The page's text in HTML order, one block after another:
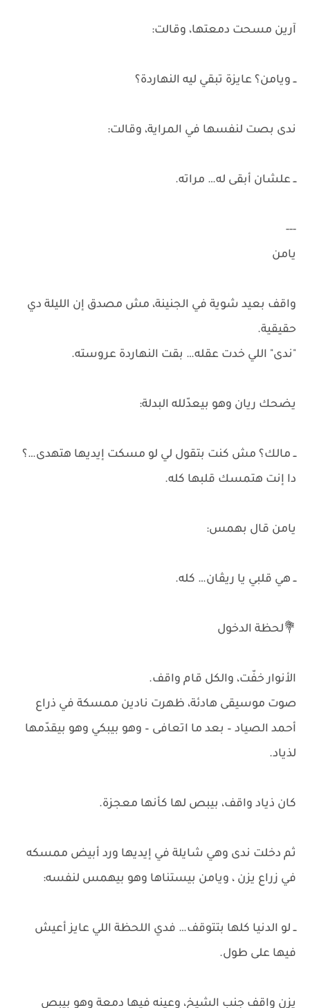
آرين مسحت دمعتها، وقالت:
ــ ويامن؟ عايزة تبقي ليه النهاردة؟
ندى بصت لنفسها في المراية، وقالت:
ــ علشان أبقى له… مراته.
---
يامن
واقف بعيد شوية في الجنينة، مش مصدق إن الليلة دي
حقيقية.
"ندى" اللي خدت عقله… بقت النهاردة عروسته.
يضحك ريان وهو بيعدّلله البدلة:
ــ مالك؟ مش كنت بتقول لي لو مسكت إيديها هتهدى…؟
دا إنت هتمسك قلبها كله.
يامن قال بهمس:
ــ هي قلبي يا ريڤان… كله.
💐لحظة الدخول
الأنوار خفّت، والكل قام واقف.
صوت موسيقى هادئة، ظهرت نادين ممسكة في ذراع
أحمد الصياد – بعد ما اتعافى – وهو بيبكي وهو بيقدّمها
لذياد.
كان ذياد واقف، بيبص لها كأنها معجزة.
ثم دخلت ندى وهي شايلة في إيديها ورد أبيض ممسكه
في زراع يزن ، ويامن بيستناها وهو بيهمس لنفسه:
ــ لو الدنيا كلها بتتوقف… فدي اللحظة اللي عايز أعيش
فيها على طول.
يزن واقف جنب الشيخ، وعينه فيها دمعة وهو بيبص